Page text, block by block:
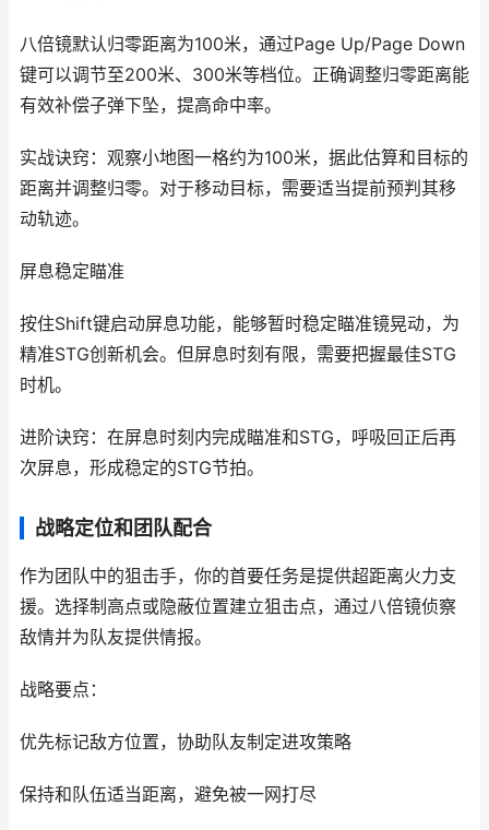
八倍镜默认归零距离为100米，通过Page Up/Page Down
键可以调节至200米、300米等档位。正确调整归零距离能
有效补偿子弹下坠，提高命中率。
实战诀窍：观察小地图一格约为100米，据此估算和目标的
距离并调整归零。对于移动目标，需要适当提前预判其移
动轨迹。
屏息稳定瞄准
按住Shift键启动屏息功能，能够暂时稳定瞄准镜晃动，为
精准STG创新机会。但屏息时刻有限，需要把握最佳STG
时机。
进阶诀窍：在屏息时刻内完成瞄准和STG，呼吸回正后再
次屏息，形成稳定的STG节拍。
战略定位和团队配合
作为团队中的狙击手，你的首要任务是提供超距离火力支
援。选择制高点或隐蔽位置建立狙击点，通过八倍镜侦察
敌情并为队友提供情报。
战略要点：
优先标记敌方位置，协助队友制定进攻策略
保持和队伍适当距离，避免被一网打尽